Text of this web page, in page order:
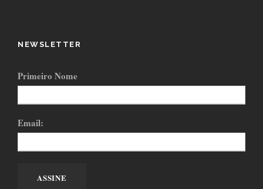
NEWSLETTER
Primeiro Nome
Email: